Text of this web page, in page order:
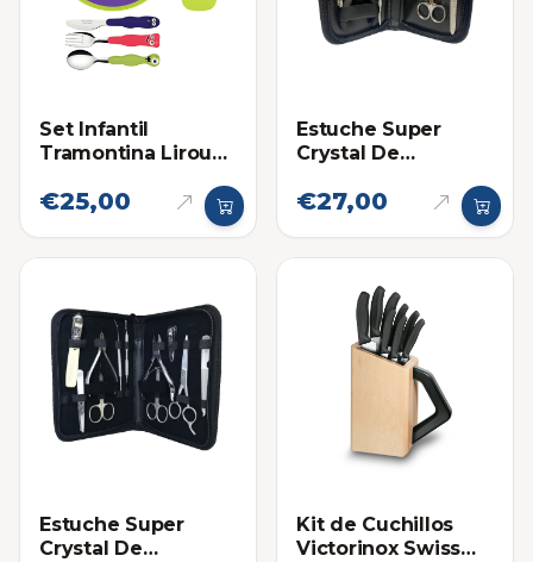
Set Infantil
Tramontina Lirous
Cubiertos, Plato y
€25,00
Estuche Super
Crystal De
Para Uso Personal
€27,00
Estuche Super
Crystal De
Kit de Cuchillos
Victorinox Swiss